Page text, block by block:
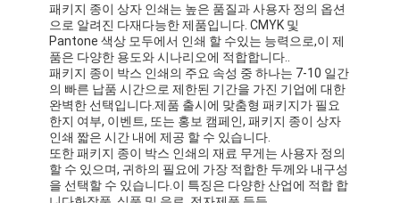
홈
제품
우리 에 관한 것
공장 투어
품질 관리
패키지 종이 상자 인쇄는 높은 품질과 사용자 정의 옵션
으로 알려진 다재다능한 제품입니다. CMYK 및
Pantone 색상 모두에서 인쇄 할 수있는 능력으로,이 제
품은 다양한 용도와 시나리오에 적합합니다..
패키지 종이 박스 인쇄의 주요 속성 중 하나는 7-10 일간
의 빠른 납품 시간으로 제한된 기간을 가진 기업에 대한
완벽한 선택입니다.제품 출시에 맞춤형 패키지가 필요
한지 여부, 이벤트, 또는 홍보 캠페인, 패키지 종이 상자
인쇄 짧은 시간 내에 제공 할 수 있습니다.
또한 패키지 종이 박스 인쇄의 재료 무게는 사용자 정의
할 수 있으며, 귀하의 필요에 가장 적합한 두께와 내구성
을 선택할 수 있습니다.이 특징은 다양한 산업에 적합 합